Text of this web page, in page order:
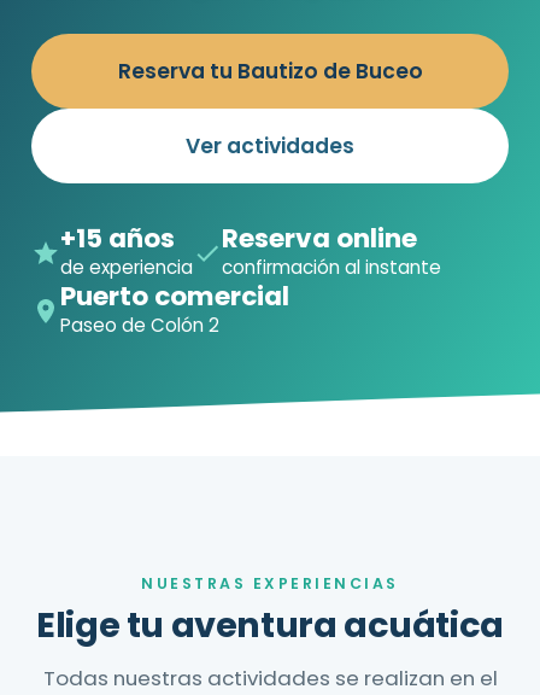
Reserva tu Bautizo de Buceo
Ver actividades
+15 años
de experiencia
Reserva online
confirmación al instante
Puerto comercial
Paseo de Colón 2
NUESTRAS EXPERIENCIAS
Elige tu aventura acuática
Todas nuestras actividades se realizan en el